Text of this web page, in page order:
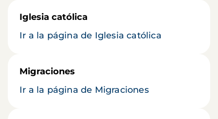
Iglesia católica
Ir a la página de Iglesia católica
Migraciones
Ir a la página de Migraciones